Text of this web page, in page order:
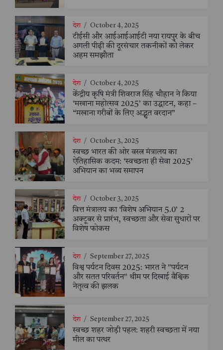
देश / October 4, 2025
टीईसी और आईआईआईटी नया रायपुर के बीच
अगली पीढ़ी की दूरसंचार तकनीकों को लेकर
अहम समझौता
देश / October 4, 2025
केंद्रीय कृषि मंत्री शिवराज सिंह चौहान ने किया
‘मखाना महोत्सव 2025’ का उद्घाटन, कहा –
“मखाना गरीबों के लिए अद्भुत वरदान”
देश / October 3, 2025
स्वच्छ भारत की ओर वस्त्र मंत्रालय का
ऐतिहासिक कदम: ‘स्वच्छता ही सेवा 2025’
अभियान का भव्य समापन
देश / October 3, 2025
वित्त मंत्रालय का ‘विशेष अभियान 5.0’ 2
अक्टूबर से प्रारंभ, स्वच्छता और सेवा सुधारों पर
विशेष फोकस
देश / September 27, 2025
विश्व पर्यटन दिवस 2025: भारत ने "पर्यटन
और सतत परिवर्तन" थीम पर दिखाई वैश्विक
नेतृत्व की झलक
देश / September 27, 2025
स्वच्छ शहर जोड़ी पहल: शहरी स्वच्छता में नया
मील का पत्थर